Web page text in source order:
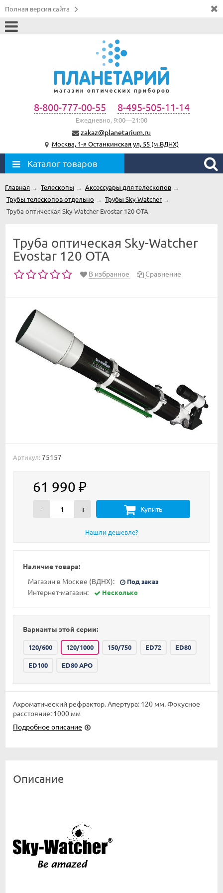
Полная версия сайта
8-800-777-00-55 8-495-505-11-14
Ежедневно, 9:00—21:00
zakaz@planetarium.ru
Москва, 1-я Останкинская ул, 55 (м.ВДНХ)
Каталог товаров
Главная → Телескопы → Аксессуары для телескопов →
Трубы телескопов отдельно → Трубы Sky-Watcher →
Труба оптическая Sky-Watcher Evostar 120 OTA
Труба оптическая Sky-Watcher
Evostar 120 OTA
В избранное Сравнение
Артикул: 75157
61 990 ₽
- + Купить
Наличие товара:
Магазин в Москве (ВДНХ):
Под заказ
Интернет-магазин: Несколько
Варианты этой серии:
120/600 120/1000 150/750 ED72 ED80
ED100 ED80 APO
Ахроматический рефрактор. Апертура: 120 мм. Фокусное
расстояние: 1000 мм
Подробное описание
Описание